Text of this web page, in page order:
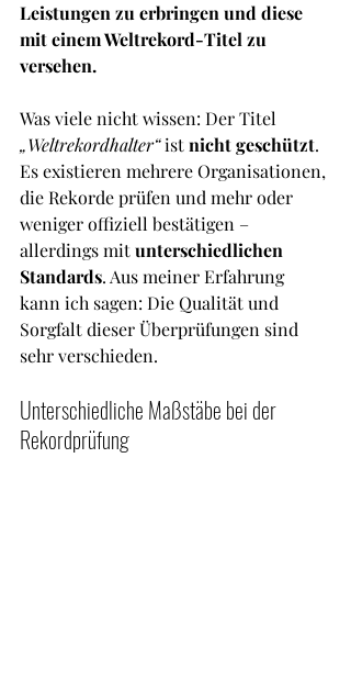
Leistungen zu erbringen und diese
mit einem Weltrekord-Titel zu
versehen.
Was viele nicht wissen: Der Titel
„Weltrekordhalter“ ist nicht geschützt.
Es existieren mehrere Organisationen,
die Rekorde prüfen und mehr oder
weniger offiziell bestätigen –
allerdings mit unterschiedlichen
Standards. Aus meiner Erfahrung
kann ich sagen: Die Qualität und
Sorgfalt dieser Überprüfungen sind
sehr verschieden.
Unterschiedliche Maßstäbe bei der
Rekordprüfung